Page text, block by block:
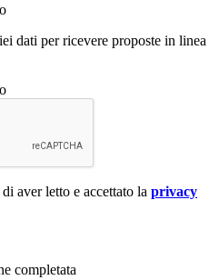
dati per ricevere proposte in linea
aver letto e accettato la privacy
completata